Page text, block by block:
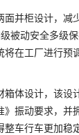
并柜设计，减
被动安全多级
将在工厂进行预
体设计，该设
》振动要求，并
整车行车更加稳